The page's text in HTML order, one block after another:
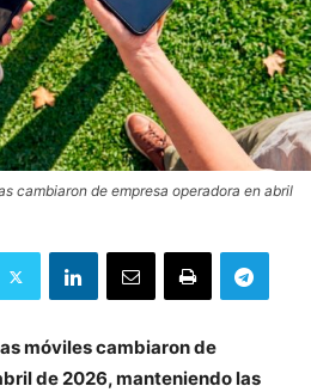
cambiaron de empresa operadora en abril
móviles cambiaron de
de 2026, manteniendo las